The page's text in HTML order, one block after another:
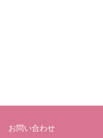
お問い合わせ